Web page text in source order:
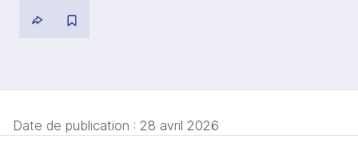
Date de publication : 28 avril 2026